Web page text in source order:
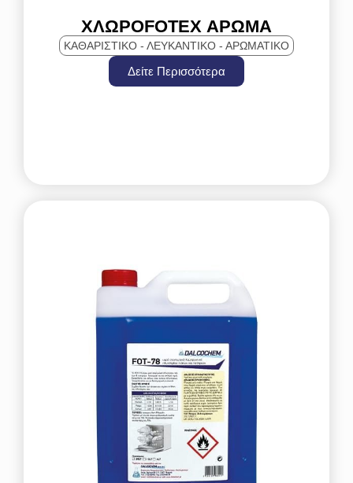
ΧΛΩΡΟFOTEX ΑΡΩΜΑ
ΚΑΘΑΡΙΣΤΙΚΌ - ΛΕΥΚΑΝΤΙΚΌ - ΑΡΩΜΑΤΙΚΌ
Δείτε Περισσότερα